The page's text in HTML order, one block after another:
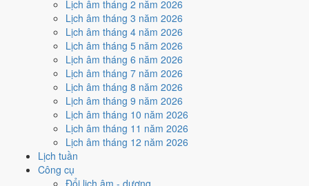
Lịch âm tháng 2 năm 2026
Lịch âm tháng 3 năm 2026
Lịch âm tháng 4 năm 2026
Lịch âm tháng 5 năm 2026
Lịch âm tháng 6 năm 2026
Lịch âm tháng 7 năm 2026
Lịch âm tháng 8 năm 2026
Lịch âm tháng 9 năm 2026
Lịch âm tháng 10 năm 2026
Lịch âm tháng 11 năm 2026
Lịch âm tháng 12 năm 2026
Lịch tuần
Công cụ
Đổi lịch âm - dương
Nhập trạch - vào nhà mới hôm nay ở
Trực Khai, nhưng Ngày Hắc Đạo kéo giảm điểm.
Cách tính ngày tốt
Mua xe - tậu xe
Tốt
Mua xe - tậu xe hôm nay ởmức tốt (6/10)
nhưng Ngày Hắc Đạo kéo giảm điểm.
Cách tính ngày tốt
Xuất hành - đi xa
Tốt
Xuất hành - đi xa hôm nay ở
nhưng Ngày Hắc Đạo kéo giảm điểm.